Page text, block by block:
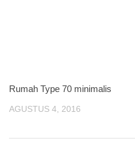
Rumah Type 70 minimalis
AGUSTUS 4, 2016